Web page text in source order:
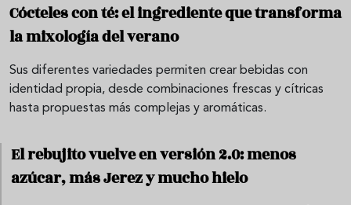
Cócteles con té: el ingrediente que transforma
la mixología del verano
Sus diferentes variedades permiten crear bebidas con
identidad propia, desde combinaciones frescas y cítricas
hasta propuestas más complejas y aromáticas.
El rebujito vuelve en versión 2.0: menos
azúcar, más Jerez y mucho hielo